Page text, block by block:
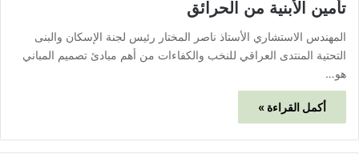
تأمين الأبنية من الحرائق
المهندس الاستشاري الأستاذ ناصر المختار رئيس لجنة الإسكان والبنى
التحتية المنتدى العراقي للنخب والكفاءات من أهم مبادئ تصميم المباني
هو…
أكمل القراءة »